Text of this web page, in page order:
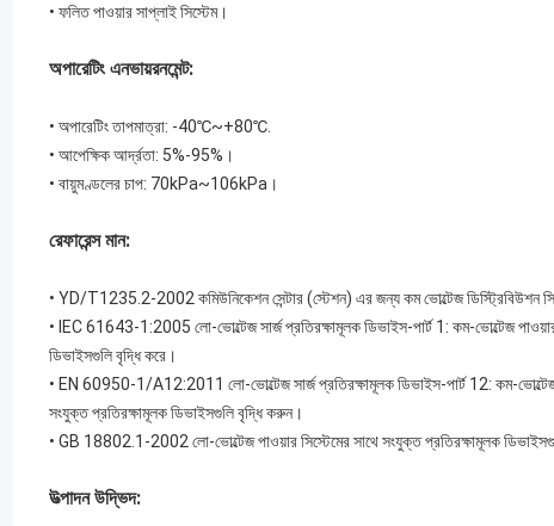
• ফলিত পাওয়ার সাপ্লাই সিস্টেম।
অপারেটিং এনভায়রনমেন্ট:
• অপারেটিং তাপমাত্রা: -40℃~+80℃.
• আপেক্ষিক আর্দ্রতা: 5%-95%।
• বায়ুমণ্ডলের চাপ: 70kPa~106kPa।
রেফারেন্স মান:
• YD/T1235.2-2002 কমিউনিকেশন সেন্টার (স্টেশন) এর জন্য কম ভোল্টেজ ডিস্ট্রিবিউশন
• IEC 61643-1:2005 লো-ভোল্টেজ সার্জ প্রতিরক্ষামূলক ডিভাইস-পার্ট 1: কম-ভোল্টেজ
ডিভাইসগুলি বৃদ্ধি করে।
• EN 60950-1/A12:2011 লো-ভোল্টেজ সার্জ প্রতিরক্ষামূলক ডিভাইস-পার্ট 12: কম-ভোল্টেজ
সংযুক্ত প্রতিরক্ষামূলক ডিভাইসগুলি বৃদ্ধি করুন।
• GB 18802.1-2002 লো-ভোল্টেজ পাওয়ার সিস্টেমের সাথে সংযুক্ত প্রতিরক্ষামূলক
উত্পাদন উদ্ভিদ: